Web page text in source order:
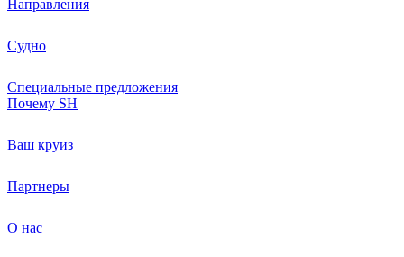
Направления
Судно
Специальные предложения
Почему SH
Ваш круиз
Партнеры
О нас